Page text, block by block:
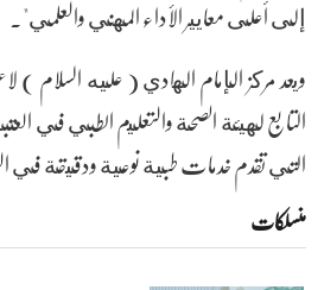
إلى أعلى معايير الأداء المهني والعلمي".
ويعد مركز الإمام الهادي ( عليه السلام
التابع لهيئة الصحة والتعليم الطبي في
التي تقدم خدمات طبية نوعية ودقيقة في
منسلکات